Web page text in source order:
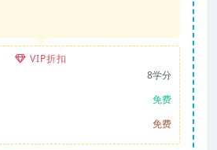
VIP折扣
8学分
免费
免费